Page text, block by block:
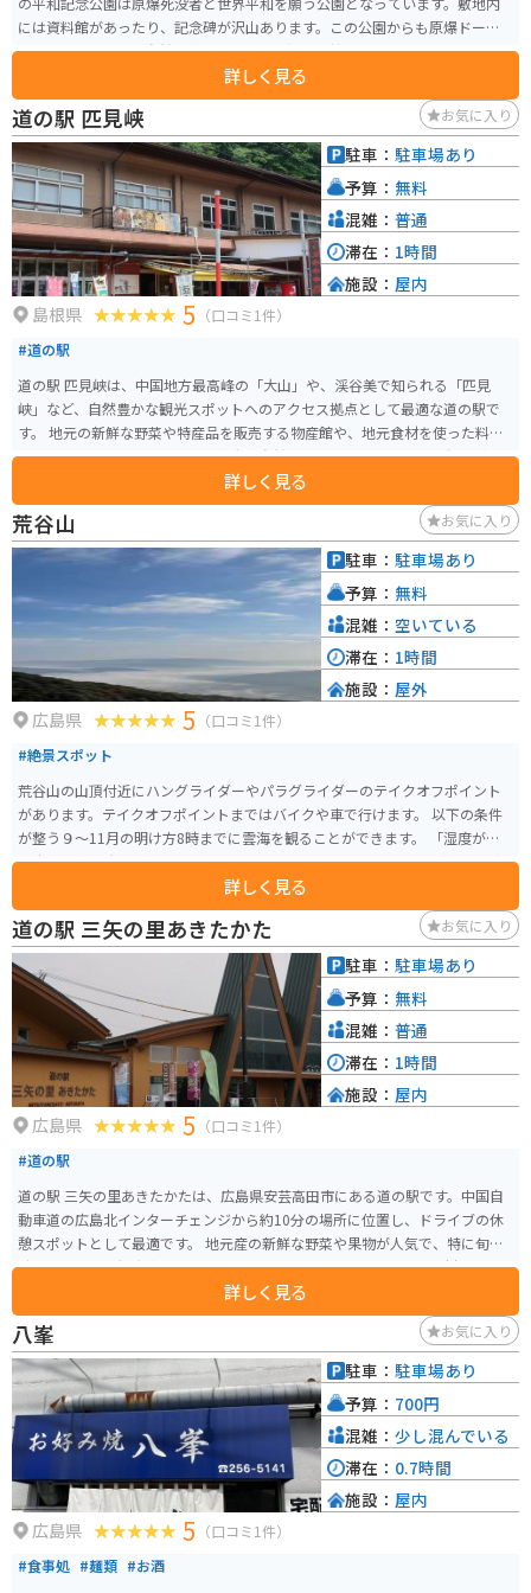
には資料館があったり、記念碑が沢山あります。この公園からも原爆ドーム
を見ることができ、自然と英霊への感謝と祈りを捧げる場になっています。
詳しく見る
道の駅 匹見峡 お気に入り
島根県 5 （口コミ1件）
#道の駅
道の駅 匹見峡は、中国地方最高峰の「大山」や、渓谷美で知られる「匹見
峡」など、自然豊かな観光スポットへのアクセス拠点として最適な道の駅で
す。 地元の新鮮な野菜や特産品を販売する物産館や、地元食材を使った料理
が楽しめるレストラン、そして雄大な自然を望むことができる展望台などが
おすすめです。 秋には美しい紅葉を楽しむことができ、ドライブやツーリン
グに最適なシーズンです。 【おすすめポイント】 * 匹見峡の絶景 * 新鮮な地
元野菜 * ワインディングロード 【周辺情報】 * 匹見峡 * 立久恵峡 * 鬼面渓谷
詳しく見る
駐車： 駐車場あり
予算： 無料
混雑： 普通
滞在： 1時間
施設： 屋内
荒谷山 お気に入り
広島県 5 （口コミ1件）
#絶景スポット
荒谷山の山頂付近にハングライダーやパラグライダーのテイクオフポイント
があります。テイクオフポイントまではバイクや車で行けます。 以下の条件
が整う９〜11月の明け方8時までに雲海を観ることができます。 「湿度が高
く十分な放射冷却があること」 「よく晴れていること」 「前日と当日の早朝
の気温の差が大きいこと」 「風が弱いこと」
詳しく見る
駐車： 駐車場あり
予算： 無料
混雑： 空いている
滞在： 1時間
施設： 屋外
道の駅 三矢の里あきたかた お気に入り
広島県 5 （口コミ1件）
#道の駅
道の駅 三矢の里あきたかたは、広島県安芸高田市にある道の駅です。中国自
動車道の広島北インターチェンジから約10分の場所に位置し、ドライブの休
憩スポットとして最適です。 地元産の新鮮な野菜や果物が人気で、特に旬の
時期には多くの観光客で賑わいます。レストランでは、地元産の食材をふん
だんに使った料理を楽しむことができ、おすすめは、あきおおたブランドに
認定されている「猪肉そば」です。 また、道の駅に隣接して「歴史民族資料
館」があり、安芸高田市の歴史や文化に触れることができます。周辺には、
戦国時代の史跡である郡山城跡や、毛利元就ゆかりの地である吉田郡山歴史
公園など、歴史好きにはたまらない観光スポットも点在しています。 バイク
で訪れる場合、道の駅には広い駐車場が完備されているので安心です。周辺
の道路は、信号が少なく走りやすい道が多いので、ツーリングにもおすすめ
です。中国山地の山々を眺めながら、爽快なツーリングを楽しむことができ
ます。
詳しく見る
駐車： 駐車場あり
予算： 無料
混雑： 普通
滞在： 1時間
施設： 屋内
八峯 お気に入り
広島県 5 （口コミ1件）
#食事処 #麺類 #お酒
駐車： 駐車場あり
予算： 700円
混雑： 少し混んでいる
滞在： 0.7時間
施設： 屋内